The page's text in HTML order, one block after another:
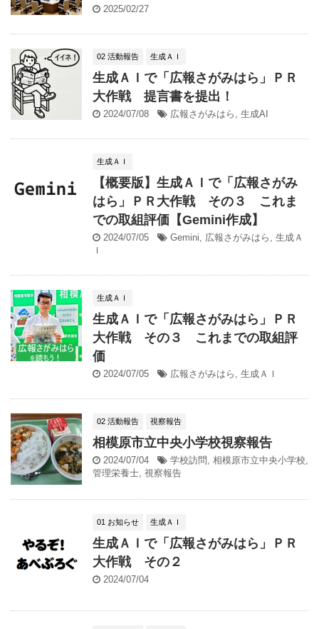
2025/02/27
02 活動報告 生成ＡＩ
生成ＡＩで「広報さがみはら」ＰＲ
大作戦 提言書を提出！
2024/07/08 広報さがみはら , 生成AI
生成ＡＩ
【概要版】生成ＡＩで「広報さがみ
はら」ＰＲ大作戦 その３ これま
での取組評価【Gemini作成】
2024/07/05 Gemini, 広報さがみはら , 生成Ａ
Ｉ
生成ＡＩ
生成ＡＩで「広報さがみはら」ＰＲ
大作戦 その３ これまでの取組評
価
2024/07/05 広報さがみはら , 生成ＡＩ
02 活動報告 視察報告
相模原市立中央小学校視察報告
2024/07/04 学校訪問 , 相模原市立中央小学校,
管理栄養士, 視察報告
01 お知らせ 生成ＡＩ
生成ＡＩで「広報さがみはら」ＰＲ
大作戦 その２
2024/07/04